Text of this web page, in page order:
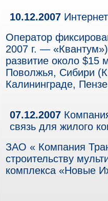
10.12.2007
Оператор
2007 г. —
развитие около $15
Поволжья, Сибири
Калининграде,
07.12.2007
связь для жилого
ЗАО « Компания
строительству
комплекса «Новые